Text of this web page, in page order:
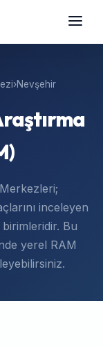
›Nevşehir
inceleyen
Bu
yerel RAM